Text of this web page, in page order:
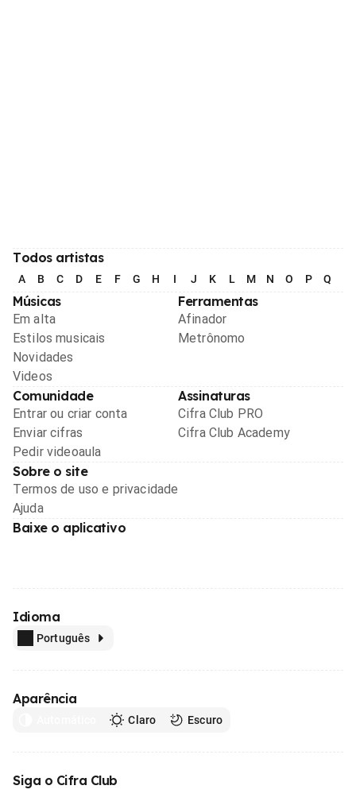
Todos artistas
A B C D E F G H I J K L M N O P Q
Músicas
Em alta
Estilos musicais
Novidades
Videos
Ferramentas
Afinador
Metrônomo
Comunidade
Entrar ou criar conta
Enviar cifras
Pedir videoaula
Assinaturas
Cifra Club PRO
Cifra Club Academy
Sobre o site
Termos de uso e privacidade
Ajuda
Baixe o aplicativo
Idioma
Português
Aparência
Claro Escuro
Siga o Cifra Club